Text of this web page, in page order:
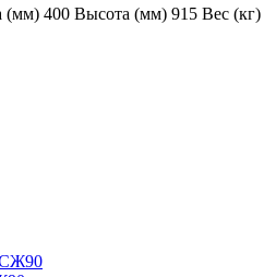
400 Высота (мм) 915 Вес (кг)